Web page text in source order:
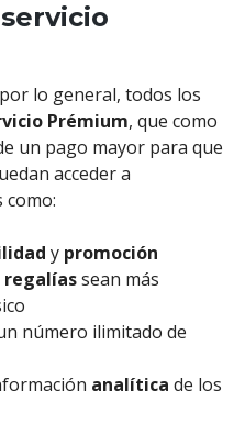
lo general, todos los
Prémium, que como
un pago mayor para que
acceder a
como:
y promoción
regalíassean más
número ilimitado de
analítica de los